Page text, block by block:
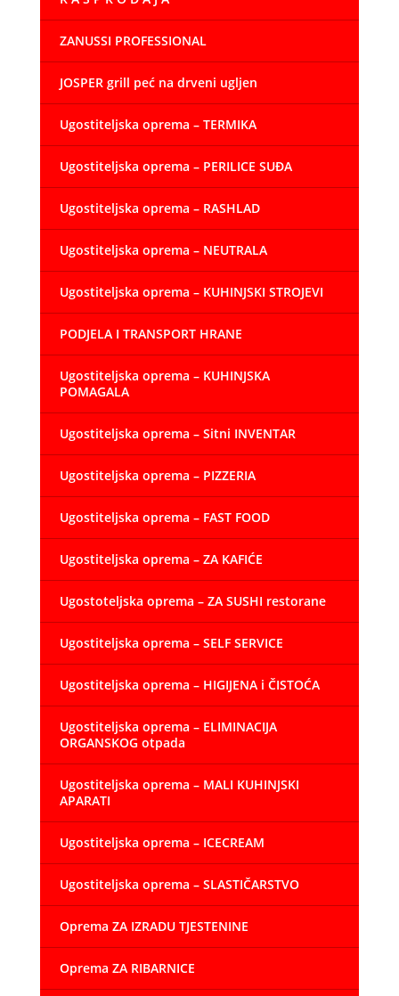
1.156,00 €
ZANUSSI PROFESSIONAL
JOSPER grill peć na drveni ugljen
Ugostiteljska oprema – TERMIKA
Ugostiteljska oprema – PERILICE SUĐA
Ugostiteljska oprema – RASHLAD
Ugostiteljska oprema – NEUTRALA
Ugostiteljska oprema – KUHINJSKI STROJEVI
PODJELA I TRANSPORT HRANE
Ugostiteljska oprema – KUHINJSKA
POMAGALA
Ugostiteljska oprema – Sitni INVENTAR
Ugostiteljska oprema – PIZZERIA
Ugostiteljska oprema – FAST FOOD
Ugostiteljska oprema – ZA KAFIĆE
Ugostoteljska oprema – ZA SUSHI restorane
Ugostiteljska oprema – SELF SERVICE
Ugostiteljska oprema – HIGIJENA i ČISTOĆA
Ugostiteljska oprema – ELIMINACIJA
ORGANSKOG otpada
Ugostiteljska oprema – MALI KUHINJSKI
APARATI
Ugostiteljska oprema – ICECREAM
Ugostiteljska oprema – SLASTIČARSTVO
Oprema ZA IZRADU TJESTENINE
Oprema ZA RIBARNICE